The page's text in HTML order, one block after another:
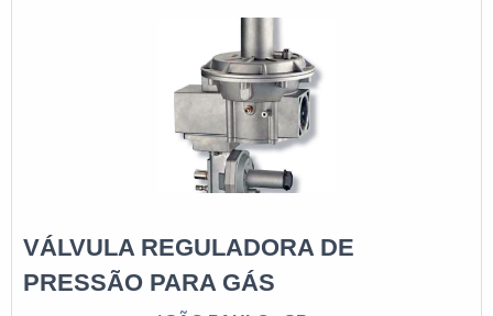
VÁLVULA REGULADORA DE
PRESSÃO PARA GÁS